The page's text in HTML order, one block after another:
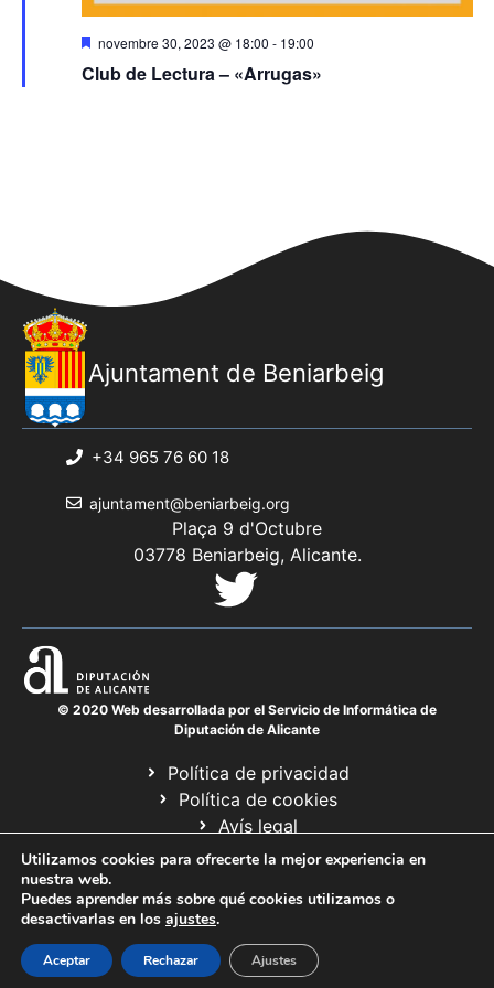
D
s
novembre 30, 2023 @ 18:00 - 19:00
Club de Lectura – «Arrugas»
Ajuntament de Beniarbeig
+34 965 76 60 18
ajuntament@beniarbeig.org
Plaça 9 d'Octubre
03778 Beniarbeig, Alicante.
© 2020 Web desarrollada por el Servicio de Informática de
Diputación de Alicante
Política de privacidad
Política de cookies
Avís legal
Mapa web
Utilizamos cookies para ofrecerte la mejor experiencia en
nuestra web.
Puedes aprender más sobre qué cookies utilizamos o
desactivarlas en los ajustes.
Aceptar Rechazar Ajustes